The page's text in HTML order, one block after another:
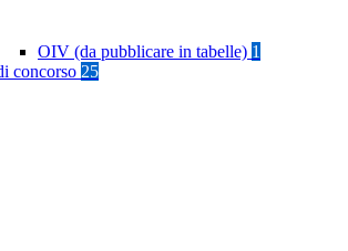
OIV (da pubblicare in tabelle) 1
concorso 25